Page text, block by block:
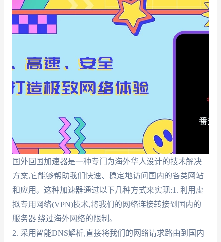
国外回国加速器是一种专门为海外华人设计的技术解决
方案,它能够帮助我们快速、稳定地访问国内的各类网站
和应用。这种加速器通过以下几种方式来实现:1. 利用虚
拟专用网络(VPN)技术,将我们的网络连接转接到国内的
服务器,绕过海外网络的限制。
2. 采用智能DNS解析,直接将我们的网络请求路由到国内